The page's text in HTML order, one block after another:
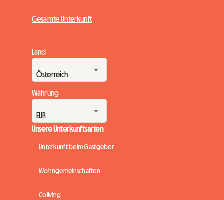
Gesamte Unterkunft
Land
Währung
Unsere Unterkunftsarten
Unterkunft beim Gastgeber
Wohngemeinschaften
Coliving